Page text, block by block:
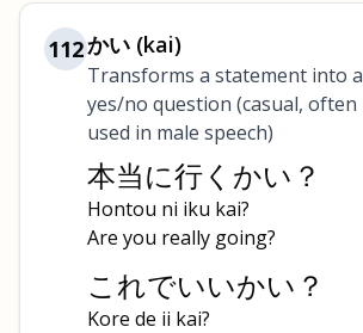
112かい (kai)
Transforms a statement into a
yes/no question (casual, often
used in male speech)
本当に行くかい？
Hontou ni iku kai?
Are you really going?
これでいいかい？
Kore de ii kai?